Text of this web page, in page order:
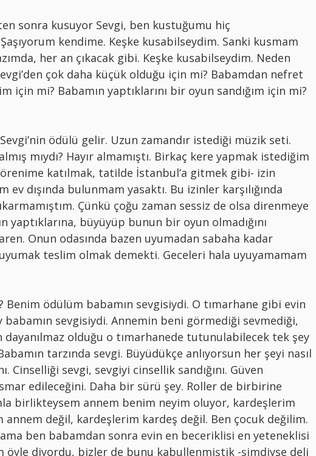
sonra kusuyor Sevgi, ben kustuğumu hiç
kendime. Keşke kusabilseydim. Sanki kusmam
her an çıkacak gibi. Keşke kusabilseydim. Neden
çok daha küçük olduğu için mi? Babamdan nefret
için mi? Babamın yaptıklarını bir oyun sandığım için mi?
ödülü gelir. Uzun zamandır istediği müzik seti.
mıydı? Hayır almamıştı. Birkaç kere yapmak istediğim
katılmak, tatilde İstanbul’a gitmek gibi- izin
dışında bulunmam yasaktı. Bu izinler karşılığında
Çünkü çoğu zaman sessiz de olsa direnmeye
yaptıklarına, büyüyüp bunun bir oyun olmadığını
Onun odasında bazen uyumadan sabaha kadar
teslim olmak demekti. Geceleri hala uyuyamamam
Benim ödülüm babamın sevgisiydi. O tımarhane gibi evin
babamın sevgisiydi. Annemin beni görmediği sevmediği,
olduğu o tımarhanede tutunulabilecek tek şey
tarzında sevgi. Büyüdükçe anlıyorsun her şeyi nasıl
Cinselliği sevgi, sevgiyi cinsellik sandığını. Güven
edileceğini. Daha bir sürü şey. Roller de birbirine
birlikteysem annem benim neyim oluyor, kardeşlerim
annem değil, kardeşlerim kardeş değil. Ben çocuk değilim.
ben babamdan sonra evin en beceriklisi en yeteneklisi
öyle diyordu, bizler de bunu kabullenmiştik -şimdiyse deli